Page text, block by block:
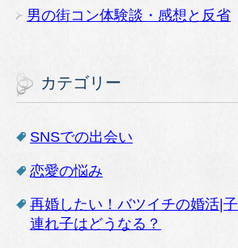
男の街コン体験談・感想と反省
カテゴリー
SNSでの出会い
恋愛の悩み
再婚したい！バツイチの婚活|子
連れ子はどうなる？